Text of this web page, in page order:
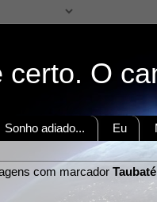
certo. O
Sonho adiado... Eu
com marcadorTaubaté